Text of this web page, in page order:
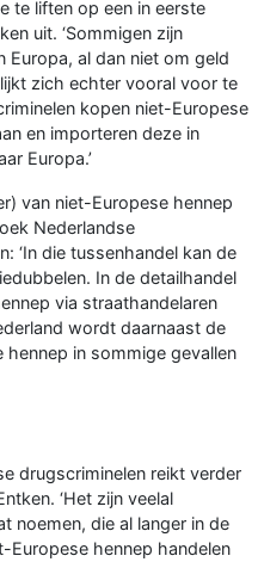
te liften op een in eerste
uit. ‘Sommigen zijn
Europa, al dan niet om geld
zich echter vooral voor te
kopen niet-Europese
en importeren deze in
Europa.’
van niet-Europese hennep
Nederlandse
‘In die tussenhandel kan de
In de detailhandel
via straathandelaren
wordt daarnaast de
hennep in sommige gevallen
drugscriminelen reikt verder
‘Het zijn veelal
noemen, die al langer in de
Europese hennep handelen